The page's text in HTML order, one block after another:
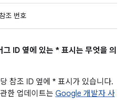
조 번호
ID 옆에 있는 * 표시는 무엇을 의
참조 ID 옆에 * 표시가 있습니다.
한 업데이트는 Google 개발자 사